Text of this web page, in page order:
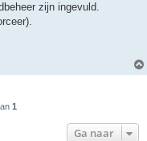
zijn ingevuld.
1
Ga naar